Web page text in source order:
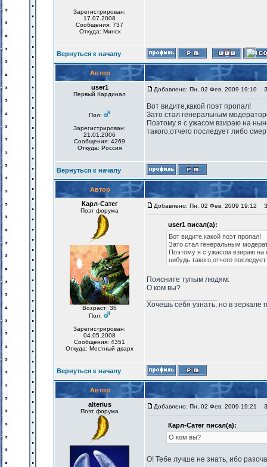
Зарегистрирован:
17.07.2008
Сообщения: 737
Откуда: Минск
Вернуться к началу
Автор
user1
Первый Кардинал
Пол:
Зарегистрирован:
21.01.2006
Сообщения: 4269
Откуда: Россия
Добавлено: Пн, 02 Фев, 2009 19:10
Вот видите,какой поэт пропал!
Зато стал генеральным
Поэтому я с ужасом взираю на
такого,отчего последует либо
Вернуться к началу
Автор
Карл-Сатег
Поэт форума
Возраст: 35
Пол:
Зарегистрирован:
04.05.2008
Сообщения: 4351
Откуда: Местный дварх
Добавлено: Пн, 02 Фев, 2009 19:12
user1 писал(а):
Вот видите,какой поэт пропал!
Зато стал генеральным
Поэтому я с ужасом взираю на
нибудь такого,отчего
Поясните тупым людям:
О ком вы?
Хочешь себя узнать, но в зеркале
Вернуться к началу
Автор
alterius
Поэт форума
Добавлено: Пн, 02 Фев, 2009 19:21
Карл-Сатег писал(а):
О ком вы?
О! Тебе лучше не знать, ибо